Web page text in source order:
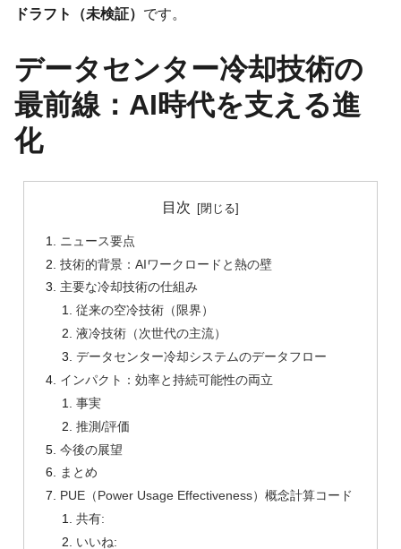
ドラフト（未検証） です。
データセンター冷却技術の
最前線：AI時代を支える進
化
目次
ニュース要点
技術的背景：AIワークロードと熱の壁
主要な冷却技術の仕組み
従来の空冷技術（限界）
液冷技術（次世代の主流）
データセンター冷却システムのデータフロー
インパクト：効率と持続可能性の両立
事実
推測/評価
今後の展望
まとめ
PUE（Power Usage Effectiveness）概念計算コード
共有:
いいね: